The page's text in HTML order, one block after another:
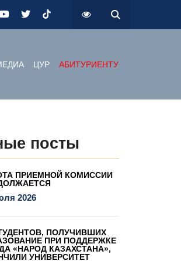
ЦУР АБИТУРИЕНТУ
посты
ПРИЕМНОЙ КОМИССИИ
2026
ПОЛУЧИВШИХ
ПРИ ПОДДЕРЖКЕ
«НАРОД КАЗАХСТАНА»,
УНИВЕРСИТЕТ